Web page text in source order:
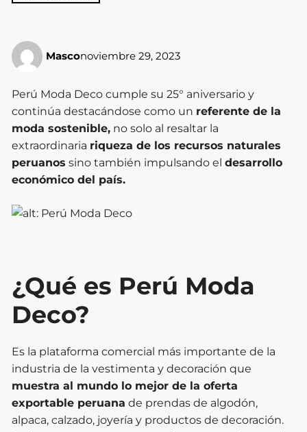
Masconoviembre 29, 2023
Perú Moda Deco cumple su 25° aniversario y
continúa destacándose como un referente de la
moda sostenible, no solo al resaltar la
extraordinaria riqueza de los recursos naturales
peruanos sino también impulsando el desarrollo
económico del país.
¿Qué es Perú Moda
Deco?
Es la plataforma comercial más importante de la
industria de la vestimenta y decoración que
muestra al mundo lo mejor de la oferta
exportable peruana de prendas de algodón,
alpaca, calzado, joyería y productos de decoración.